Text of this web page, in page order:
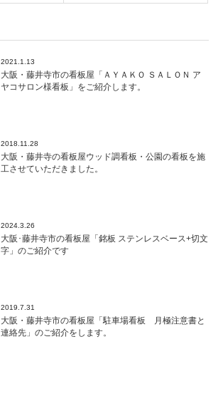
2021.1.13
大阪・藤井寺市の看板屋「ＡＹＡＫＯ ＳＡＬＯＮ ア
ヤコサロン様看板」をご紹介します。
2018.11.28
大阪・藤井寺の看板屋ウッド調看板・公園の看板を施
工させていただきました。
2024.3.26
大阪･藤井寺市の看板屋「銘板 ステンレスベース+切文
字」のご紹介です
2019.7.31
大阪・藤井寺市の看板屋「駐車場看板 月極注意書と
連絡先」のご紹介をします。